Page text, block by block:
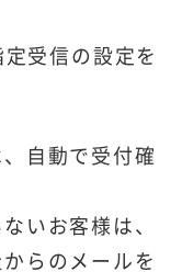
受信の設定を
自動で受付確
いお客様は、
らのメールを